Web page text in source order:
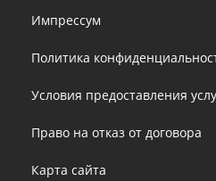
Импрессум
Политика
Условия предоставления
Право на отказ от договора
Карта сайта